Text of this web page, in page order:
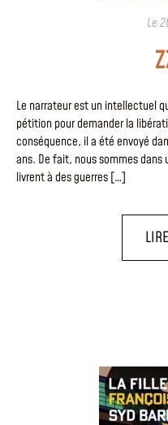
Le
Le narrateur est un intellectuel
pétition pour demander la
conséquence, il a été envoyé
ans. De fait, nous sommes dans
livrent à des guerres […]